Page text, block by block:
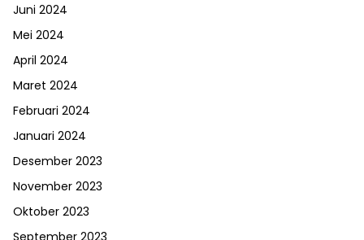
Juni 2024
Mei 2024
April 2024
Maret 2024
Februari 2024
Januari 2024
Desember 2023
November 2023
Oktober 2023
September 2023